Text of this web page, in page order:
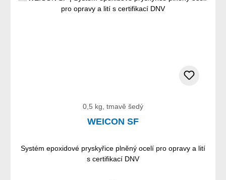
0,5 kg, tmavě šedý
WEICON SF
Systém epoxidové pryskyřice plněný ocelí pro opravy a lití
s certifikací DNV